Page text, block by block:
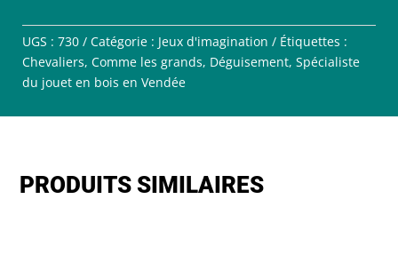
UGS : 730 Catégorie : Jeux d'imagination
Étiquettes :
Chevaliers, Comme les grands, Déguisement, Spécialiste
du jouet en bois en Vendée
PRODUITS SIMILAIRES